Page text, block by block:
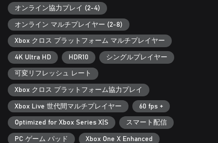
まったく新しいローグライトなカードシステムにより、プレイ
するたびに異なる展開が待ち受け、緊迫感あふれる戦闘が味わ
えます。幅広い装備やカスタマイズ要素を駆使して、過酷を極
める戦いに挑みましょう。
このゲームディレクターシステムにより、プレイヤーのアクシ
ョンに応じて最大6メートルにまで変異したボスなど絶えず手強
くなる凶悪なリドゥンの大群を相手に、手に汗握る戦いや多様
性に満ちたゲームプレイを常に楽しめます。
オンライン協力プレイ (2-4)
オンライン マルチプレイヤー (2-8)
Xbox クロス プラットフォーム マルチプレイヤー
4K Ultra HD HDR10 シングルプレイヤー
可変リフレッシュ レート
Xbox クロス プラットフォーム協力プレイ
Xbox Live 世代間マルチプレイヤー 60 fps +
Optimized for Xbox Series X|S スマート配信
PC ゲーム パッド Xbox One X Enhanced